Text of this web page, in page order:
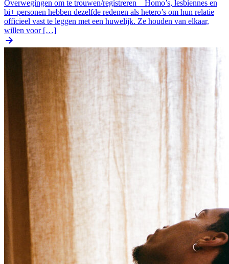
Overwegingen om te trouwen/registreren Homo’s, lesbiennes en
bi+ personen hebben dezelfde redenen als hetero’s om hun relatie
officieel vast te leggen met een huwelijk. Ze houden van elkaar,
willen voor […]